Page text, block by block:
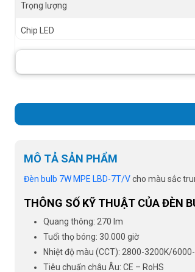
Trọng lượng
Chip LED
MÔ TẢ SẢN PHẨM
Đèn bulb 7W MPE LBD-7T/Vcho màu sắc
THÔNG SỐ KỸ THUẬT CỦA ĐÈN
Quang thông: 270 lm
Tuổi thọ bóng: 30.000 giờ
Nhiệt độ màu (CCT): 2800-3200K/
Tiêu chuẩn châu Âu: CE – RoHS